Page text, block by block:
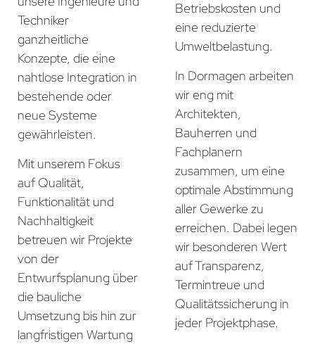
Techniker
ganzheitliche
Konzepte, die eine
nahtlose Integration in
bestehende oder
neue Systeme
gewährleisten.
Mit unserem Fokus
auf Qualität,
Funktionalität und
Nachhaltigkeit
betreuen wir Projekte
von der
Entwurfsplanung über
die bauliche
Umsetzung bis hin zur
langfristigen Wartung
Betriebskosten und
eine reduzierte
Umweltbelastung.
In Dormagen arbeiten
wir eng mit
Architekten,
Bauherren und
Fachplanern
zusammen, um eine
optimale Abstimmung
aller Gewerke zu
erreichen. Dabei legen
wir besonderen Wert
auf Transparenz,
Termintreue und
Qualitätssicherung in
jeder Projektphase.